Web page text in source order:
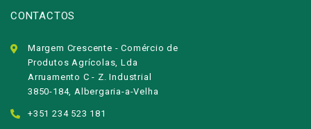
CONTACTOS
Margem Crescente - Comércio de
Produtos Agrícolas, Lda
Arruamento C - Z. Industrial
3850-184, Albergaria-a-Velha
+351 234 523 181